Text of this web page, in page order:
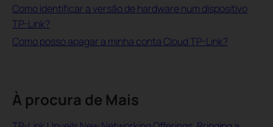
Como identificar a versão de hardware num dispositivo
TP-Link?
Como posso apagar a minha conta Cloud TP-Link?
À procura de Mais